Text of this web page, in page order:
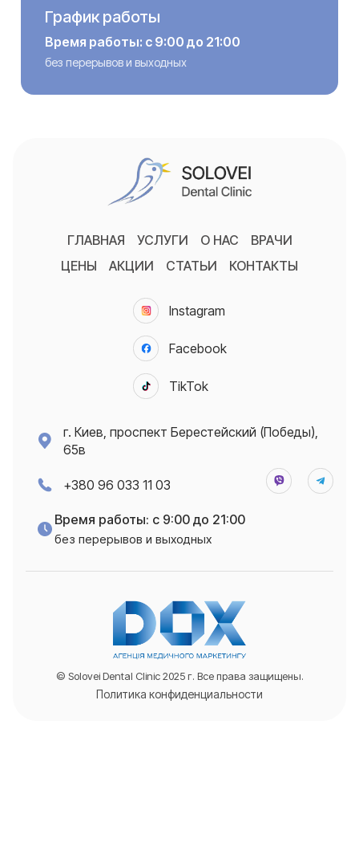
График работы
Время работы: с 9:00 до 21:00
без перерывов и выходных
ГЛАВНАЯ УСЛУГИ О НАС
ВРАЧИ
ЦЕНЫ
АКЦИИ СТАТЬИ КОНТАКТЫ
Instagram
Facebook
TikTok
г. Киев, проспект Берестейский (Победы),
65в
+380 96 033 11 03
Время работы: с 9:00 до 21:00
без перерывов и выходных
© Solovei Dental Clinic 2025 г. Все права защищены.
Политика конфиденциальности